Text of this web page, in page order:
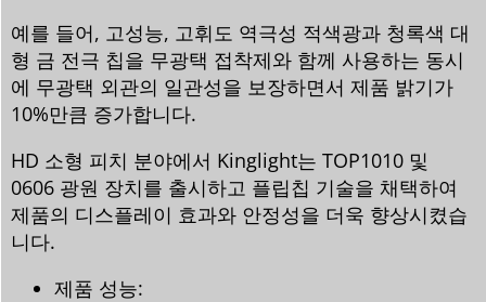
예를 들어, 고성능, 고휘도 역극성 적색광과 청록색 대
형 금 전극 칩을 무광택 접착제와 함께 사용하는 동시
에 무광택 외관의 일관성을 보장하면서 제품 밝기가
10%만큼 증가합니다.
HD 소형 피치 분야에서 Kinglight는 TOP1010 및
0606 광원 장치를 출시하고 플립칩 기술을 채택하여
제품의 디스플레이 효과와 안정성을 더욱 향상시켰습
니다.
제품 성능: